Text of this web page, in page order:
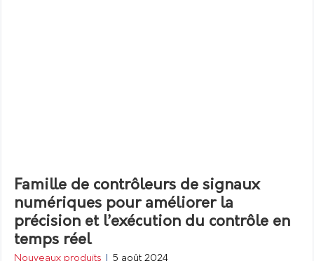
Famille de contrôleurs de signaux
numériques pour améliorer la
précision et l’exécution du contrôle en
temps réel
Nouveaux produits 5 août 2024